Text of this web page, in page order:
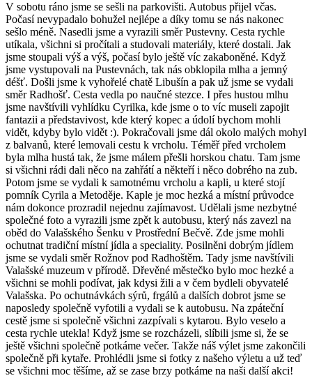
V sobotu ráno jsme se sešli na parkovišti. Autobus přijel včas.
Počasí nevypadalo bohužel nejlépe a díky tomu se nás nakonec
sešlo méně. Nasedli jsme a vyrazili směr Pustevny. Cesta rychle
utíkala, všichni si pročítali a studovali materiály, které dostali. Jak
jsme stoupali výš a výš, počasí bylo ještě víc zakaboněné. Když
jsme vystupovali na Pustevnách, tak nás obklopila mlha a jemný
déšť. Došli jsme k vyhořelé chatě Libušín a pak už jsme se vydali
směr Radhošť. Cesta vedla po naučné stezce. I přes hustou mlhu
jsme navštívili vyhlídku Cyrilka, kde jsme o to víc museli zapojit
fantazii a představivost, kde který kopec a údolí bychom mohli
vidět, kdyby bylo vidět :). Pokračovali jsme dál okolo malých mohyl
z balvanů, které lemovali cestu k vrcholu. Téměř před vrcholem
byla mlha hustá tak, že jsme málem přešli horskou chatu. Tam jsme
si všichni rádi dali něco na zahřátí a někteří i něco dobrého na zub.
Potom jsme se vydali k samotnému vrcholu a kapli, u které stojí
pomník Cyrila a Metoděje. Kaple je moc hezká a místní průvodce
nám dokonce prozradil nejednu zajímavost. Udělali jsme nezbytné
společné foto a vyrazili jsme zpět k autobusu, který nás zavezl na
oběd do Valašského Šenku v Prostřední Bečvě. Zde jsme mohli
ochutnat tradiční místní jídla a speciality. Posilněni dobrým jídlem
jsme se vydali směr Rožnov pod Radhoštěm. Tady jsme navštívili
Valašské muzeum v přírodě. Dřevěné městečko bylo moc hezké a
všichni se mohli podívat, jak kdysi žili a v čem bydleli obyvatelé
Valašska. Po ochutnávkách sýrů, frgálů a dalších dobrot jsme se
naposledy společně vyfotili a vydali se k autobusu. Na zpáteční
cestě jsme si společně všichni zazpívali s kytarou. Bylo veselo a
cesta rychle utekla! Když jsme se rozcházeli, slíbili jsme si, že se
ještě všichni společně potkáme večer. Takže náš výlet jsme zakončili
společně při kytaře. Prohlédli jsme si fotky z našeho výletu a už teď
se všichni moc těšíme, až se zase brzy potkáme na naši další akci!